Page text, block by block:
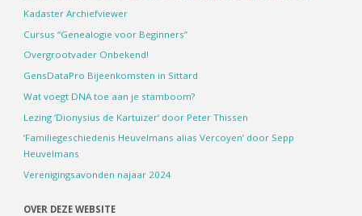
Kadaster Archiefviewer
Cursus “Genealogie voor Beginners”
Overgrootvader Onbekend!
GensDataPro Bijeenkomsten in Sittard
Wat voegt DNA toe aan je stamboom?
Lezing ‘Dionysius de Kartuizer’ door Peter Thissen
‘Familiegeschiedenis Heuvelmans alias Vercoyen’ door Sepp
Heuvelmans
Verenigingsavonden najaar 2024
OVER DEZE WEBSITE